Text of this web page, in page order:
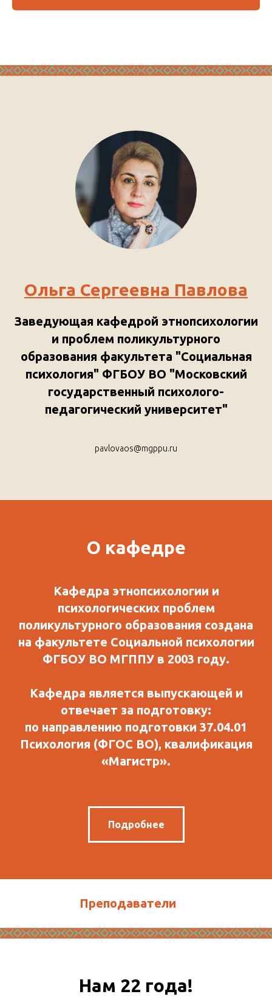
Ольга Сергеевна Павлова
Заведующая кафедрой этнопсихологии
и проблем поликультурного
образования факультета "Социальная
психология" ФГБОУ ВО "Московский
государственный психолого-
педагогический университет"
pavlovaos@mgppu.ru
О кафедре
Кафедра этнопсихологии и
психологических проблем
поликультурного образования создана
на факультете Социальной психологии
ФГБОУ ВО МГППУ в 2003 году.
Кафедра является выпускающей и
отвечает за подготовку:
по направлению подготовки 37.04.01
Психология (ФГОС ВО), квалификация
«Магистр».
Подробнее
Преподаватели
Нам 22 года!